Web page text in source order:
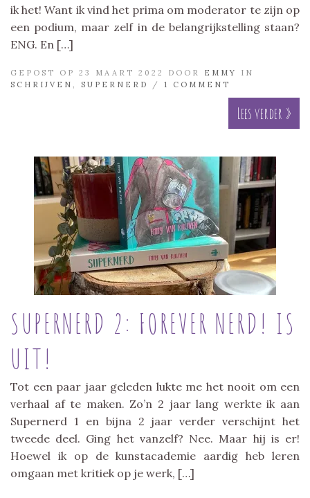
ik het! Want ik vind het prima om moderator te zijn op
een podium, maar zelf in de belangrijkstelling staan?
ENG. En […]
GEPOST OP 23 MAART 2022 DOOR EMMY
IN
SCHRIJVEN
SUPERNERD / 1 COMMENT
Lees verder »
SUPERNERD 2: FOREVER NERD! IS
UIT!
Tot een paar jaar geleden lukte me het nooit om een
verhaal af te maken. Zo’n 2 jaar lang werkte ik aan
Supernerd 1 en bijna 2 jaar verder verschijnt het
tweede deel. Ging het vanzelf? Nee. Maar hij is er!
Hoewel ik op de kunstacademie aardig heb leren
omgaan met kritiek op je werk, […]